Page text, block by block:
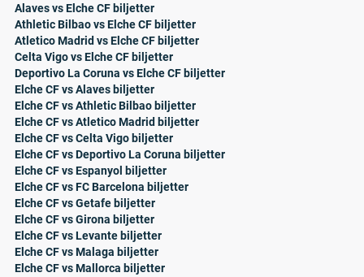
Alaves vs Elche CF biljetter
Athletic Bilbao vs Elche CF biljetter
Atletico Madrid vs Elche CF biljetter
Celta Vigo vs Elche CF biljetter
Deportivo La Coruna vs Elche CF biljetter
Elche CF vs Alaves biljetter
Elche CF vs Athletic Bilbao biljetter
Elche CF vs Atletico Madrid biljetter
Elche CF vs Celta Vigo biljetter
Elche CF vs Deportivo La Coruna biljetter
Elche CF vs Espanyol biljetter
Elche CF vs FC Barcelona biljetter
Elche CF vs Getafe biljetter
Elche CF vs Girona biljetter
Elche CF vs Levante biljetter
Elche CF vs Malaga biljetter
Elche CF vs Mallorca biljetter